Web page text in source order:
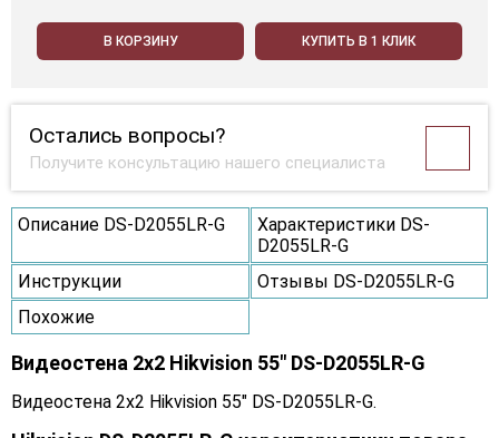
В КОРЗИНУ КУПИТЬ В 1 КЛИК
Остались вопросы?
Получите консультацию нашего специалиста
Описание DS-D2055LR-G
Характеристики DS-
D2055LR-G
Инструкции
Отзывы DS-D2055LR-G
Похожие
Видеостена 2x2 Hikvision 55" DS-D2055LR-G
Видеостена 2x2 Hikvision 55" DS-D2055LR-G.